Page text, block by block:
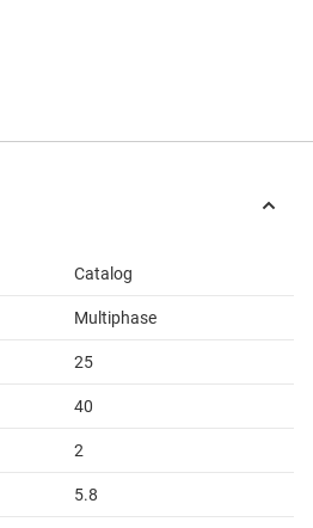
Catalog
Multiphase
25
40
2
5.8